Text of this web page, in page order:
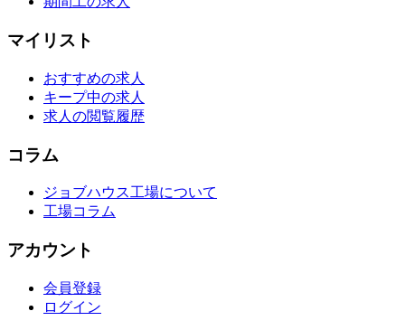
マイリスト
おすすめの求人
キープ中の求人
求人の閲覧履歴
コラム
ジョブハウス工場について
工場コラム
アカウント
会員登録
ログイン